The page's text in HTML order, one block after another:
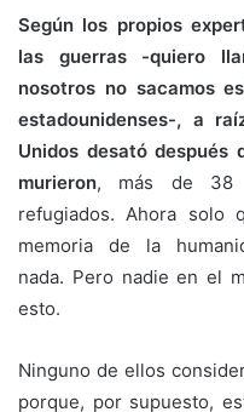
Según los propios
las guerras -quiero
nosotros no sacamos
estadounidenses-, a
Unidos desató después
murieron, más de 38
refugiados. Ahora solo
memoria de la
nada. Pero nadie en el
esto.
Ninguno de ellos
porque, por supuesto,